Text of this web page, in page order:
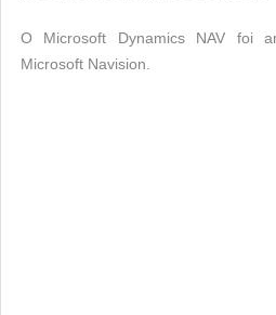
O Microsoft Dynamics NAV foi
Microsoft Navision.